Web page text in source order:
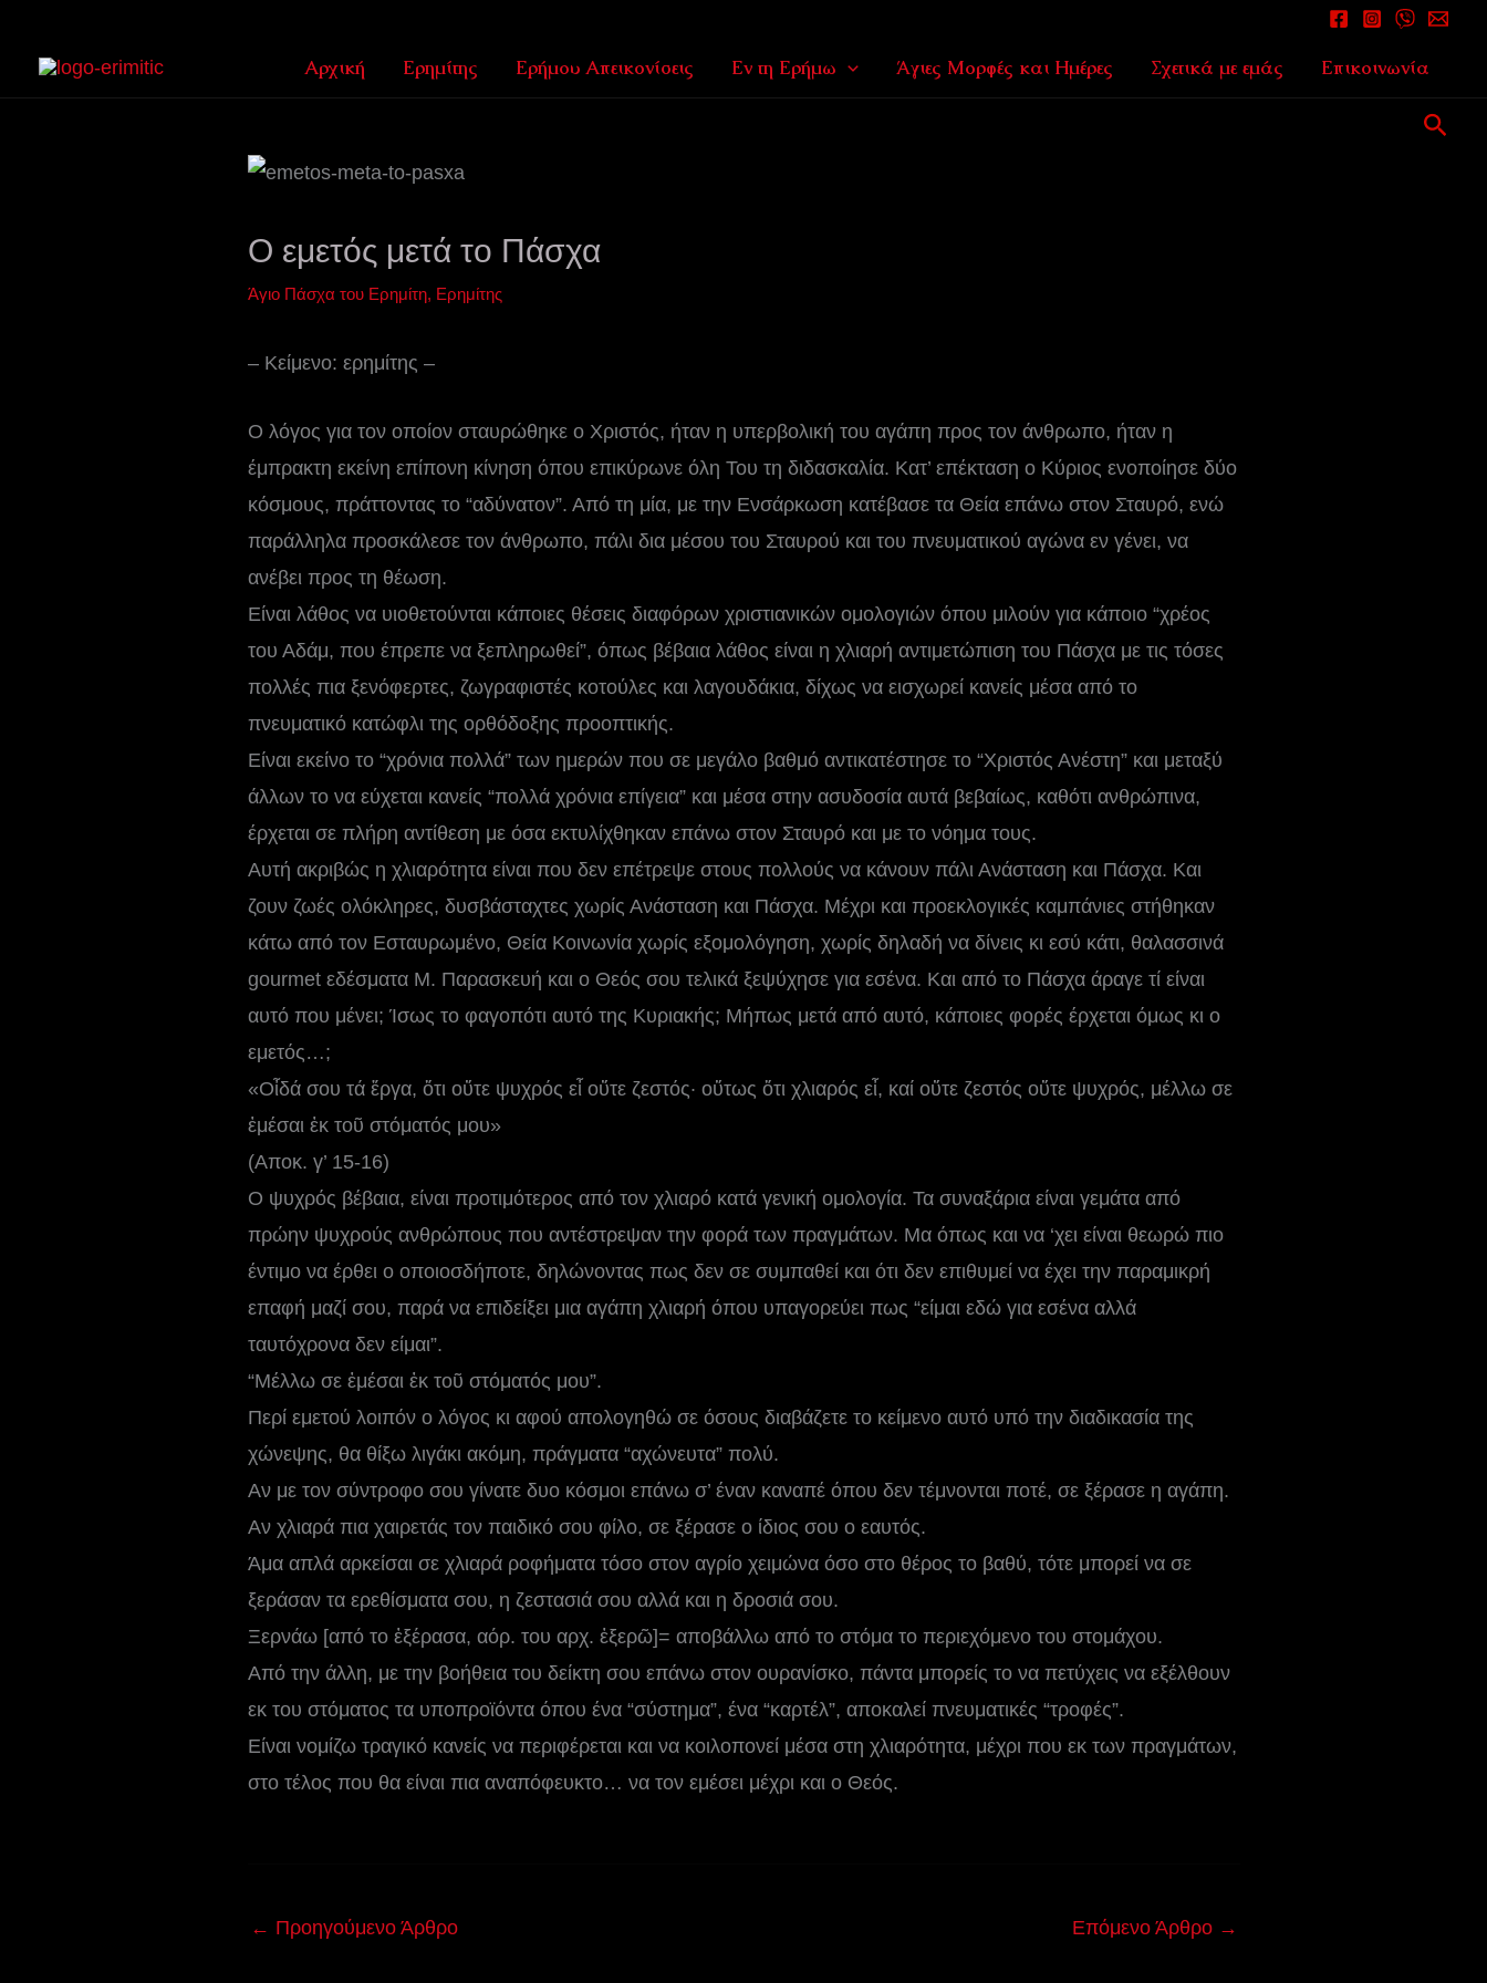
Αρχική Ερημίτης Ερήμου Απεικονίσεις Εν τη Ερήμω Άγιες Μορφές και Ημέρες Σχετικά με εμάς Επικοινωνία
Ο εμετός μετά το Πάσχα
Άγιο Πάσχα του Ερημίτη, Ερημίτης
– Κείμενο: ερημίτης –
Ο λόγος για τον οποίον σταυρώθηκε ο Χριστός, ήταν η υπερβολική του αγάπη προς τον άνθρωπο, ήταν η
έμπρακτη εκείνη επίπονη κίνηση όπου επικύρωνε όλη Του τη διδασκαλία. Κατ’ επέκταση ο Κύριος ενοποίησε δύο
κόσμους, πράττοντας το “αδύνατον”. Από τη μία, με την Ενσάρκωση κατέβασε τα Θεία επάνω στον Σταυρό, ενώ
παράλληλα προσκάλεσε τον άνθρωπο, πάλι δια μέσου του Σταυρού και του πνευματικού αγώνα εν γένει, να
ανέβει προς τη θέωση.
Είναι λάθος να υιοθετούνται κάποιες θέσεις διαφόρων χριστιανικών ομολογιών όπου μιλούν για κάποιο “χρέος
του Αδάμ, που έπρεπε να ξεπληρωθεί”, όπως βέβαια λάθος είναι η χλιαρή αντιμετώπιση του Πάσχα με τις τόσες
πολλές πια ξενόφερτες, ζωγραφιστές κοτούλες και λαγουδάκια, δίχως να εισχωρεί κανείς μέσα από το
πνευματικό κατώφλι της ορθόδοξης προοπτικής.
Είναι εκείνο το “χρόνια πολλά” των ημερών που σε μεγάλο βαθμό αντικατέστησε το “Χριστός Ανέστη” και μεταξύ
άλλων το να εύχεται κανείς “πολλά χρόνια επίγεια” και μέσα στην ασυδοσία αυτά βεβαίως, καθότι ανθρώπινα,
έρχεται σε πλήρη αντίθεση με όσα εκτυλίχθηκαν επάνω στον Σταυρό και με το νόημα τους.
Αυτή ακριβώς η χλιαρότητα είναι που δεν επέτρεψε στους πολλούς να κάνουν πάλι Ανάσταση και Πάσχα. Και
ζουν ζωές ολόκληρες, δυσβάσταχτες χωρίς Ανάσταση και Πάσχα. Μέχρι και προεκλογικές καμπάνιες στήθηκαν
κάτω από τον Εσταυρωμένο, Θεία Κοινωνία χωρίς εξομολόγηση, χωρίς δηλαδή να δίνεις κι εσύ κάτι, θαλασσινά
gourmet εδέσματα Μ. Παρασκευή και ο Θεός σου τελικά ξεψύχησε για εσένα. Και από το Πάσχα άραγε τί είναι
αυτό που μένει; Ίσως το φαγοπότι αυτό της Κυριακής; Μήπως μετά από αυτό, κάποιες φορές έρχεται όμως κι ο
εμετός…;
«Οἶδά σου τά ἔργα, ὅτι οὔτε ψυχρός εἶ οὔτε ζεστός· οὕτως ὅτι χλιαρός εἶ, καί οὔτε ζεστός οὔτε ψυχρός, μέλλω σε
ἐμέσαι ἐκ τοῦ στόματός μου»
(Αποκ. γ’ 15-16)
Ο ψυχρός βέβαια, είναι προτιμότερος από τον χλιαρό κατά γενική ομολογία. Τα συναξάρια είναι γεμάτα από
πρώην ψυχρούς ανθρώπους που αντέστρεψαν την φορά των πραγμάτων. Μα όπως και να ‘χει είναι θεωρώ πιο
έντιμο να έρθει ο οποιοσδήποτε, δηλώνοντας πως δεν σε συμπαθεί και ότι δεν επιθυμεί να έχει την παραμικρή
επαφή μαζί σου, παρά να επιδείξει μια αγάπη χλιαρή όπου υπαγορεύει πως “είμαι εδώ για εσένα αλλά
ταυτόχρονα δεν είμαι”.
“Μέλλω σε ἐμέσαι ἐκ τοῦ στόματός μου”.
Περί εμετού λοιπόν ο λόγος κι αφού απολογηθώ σε όσους διαβάζετε το κείμενο αυτό υπό την διαδικασία της
χώνεψης, θα θίξω λιγάκι ακόμη, πράγματα “αχώνευτα” πολύ.
Αν με τον σύντροφο σου γίνατε δυο κόσμοι επάνω σ’ έναν καναπέ όπου δεν τέμνονται ποτέ, σε ξέρασε η αγάπη.
Αν χλιαρά πια χαιρετάς τον παιδικό σου φίλο, σε ξέρασε ο ίδιος σου ο εαυτός.
Άμα απλά αρκείσαι σε χλιαρά ροφήματα τόσο στον αγρίο χειμώνα όσο στο θέρος το βαθύ, τότε μπορεί να σε
ξεράσαν τα ερεθίσματα σου, η ζεστασιά σου αλλά και η δροσιά σου.
Ξερνάω [από το ἐξέρασα, αόρ. του αρχ. ἐξερῶ]= αποβάλλω από το στόμα το περιεχόμενο του στομάχου.
Από την άλλη, με την βοήθεια του δείκτη σου επάνω στον ουρανίσκο, πάντα μπορείς το να πετύχεις να εξέλθουν
εκ του στόματος τα υποπροϊόντα όπου ένα “σύστημα”, ένα “καρτέλ”, αποκαλεί πνευματικές “τροφές”.
Είναι νομίζω τραγικό κανείς να περιφέρεται και να κοιλοπονεί μέσα στη χλιαρότητα, μέχρι που εκ των πραγμάτων,
στο τέλος που θα είναι πια αναπόφευκτο… να τον εμέσει μέχρι και ο Θεός.
← Προηγούμενο Άρθρο Επόμενο Άρθρο →